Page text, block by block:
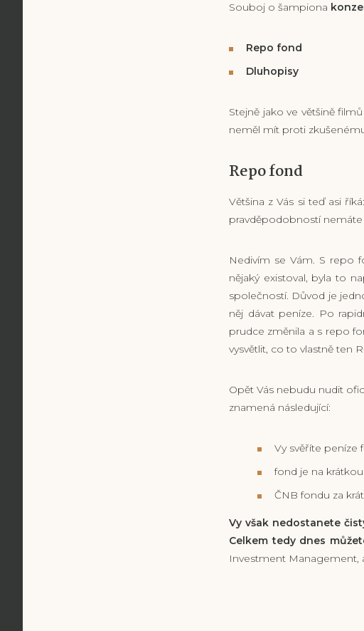
Souboj o šampiona
Repo fond
Dluhopisy
Stejně jako ve většině
neměl mít proti
Repo fond
Většina z Vás si teď asi říká:
pravděpodobností
Nedivím se Vám. S repo
nějaký existoval, byla to
společností. Důvod je
něj dávat peníze. Po
prudce změnila a s repo
vysvětlit, co to vlastně ten
Opět Vás nebudu nudit
znamená následující:
Vy svěříte peníze
fond je na
ČNB fondu za
Vy však nedostanete
Celkem tedy dnes
Investment Management,